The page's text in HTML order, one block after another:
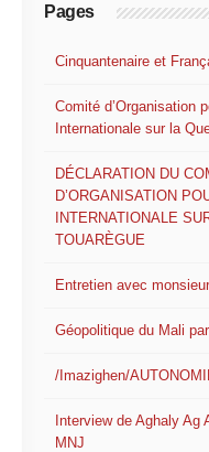
Pages
Cinquantenaire et
Comité d’Organisation
Internationale sur la
DÉCLARATION DU
D’ORGANISATION
INTERNATIONALE
TOUARÈGUE
Entretien avec
Géopolitique du Mali
/Imazighen/
Interview de Aghaly Ag
MNJ